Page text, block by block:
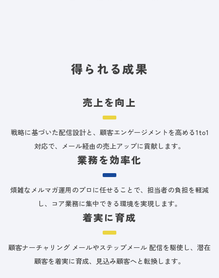
得られる成果
売上を向上
戦略に基づいた配信設計と、顧客エンゲージメントを高める1to1
対応で、メール経由の売上アップに貢献します。
業務を効率化
煩雑なメルマガ運用のプロに任せることで、担当者の負担を軽減
し、コア業務に集中できる環境を実現します。
着実に育成
顧客ナーチャリング メールやステップメール 配信を駆使し、潜在
顧客を着実に育成、見込み顧客へと転換します。